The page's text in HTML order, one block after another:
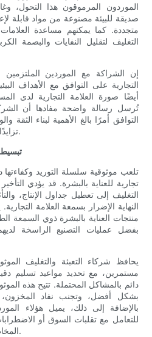
الموردون المرموقون هذا التحول،
صديقة للبيئة مصنوعة من مواد قابلة
متجددة. كما يمكنهم مساعدة
التغليف لتقليل النفايات والبصمة
إن الشراكة مع الموردين الملتزمين
التجارية على التوافق مع الأهداف
أيضًا صورة العلامة التجارية لدى
تُرسل رسالة واضحة مفادها أن
التوافق أمرًا بالغ الأهمية لبناء الثقة
تزايدًا في الشراء القائم على الدوافع.
تلعب موثوقية سلسلة التوريد
تجارية للعناية بالبشرة. قد يؤدي
التغليف إلى تعطيل جداول الإنتاج،
النهاية الإضرار بسمعة العلامة
منتجات العناية بالبشرة ذوي السمعة
بفضل عمليات التصنيع الراسخة
يحافظ شركاء التعبئة والتغليف
مستمرين، مع تحديد مواعيد تسليم
دائم بالمشاكل المحتملة. تتيح هذه
بشكل أفضل، وتجنب نفاد المخزون،
بالإضافة إلى ذلك، يميل هؤلاء
للتعامل مع تقلبات السوق أو
المخاطر التي قد يتعرض لها عملاؤهم.